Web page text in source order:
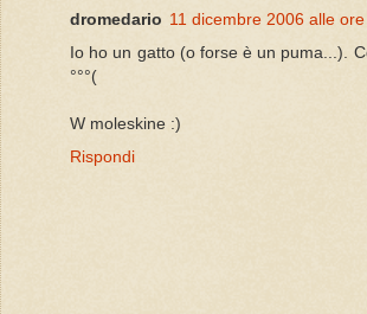
dromedario 11 dicembre 2006 alle
Io ho un gatto (o forse è un puma...).
°°°(
W moleskine :)
Rispondi